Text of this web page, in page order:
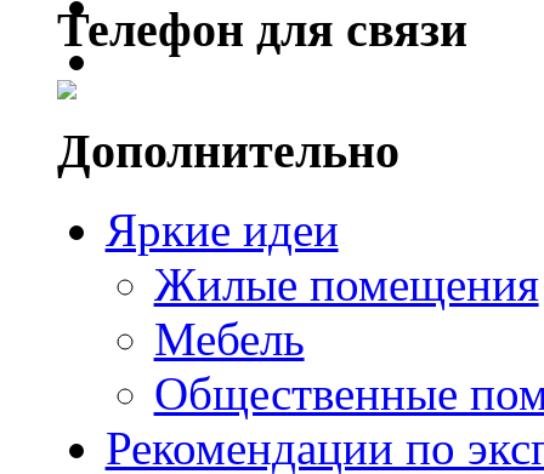
Телефон для связи
Дополнительно
Яркие идеи
Жилые помещения
Мебель
Общественные
Рекомендации по